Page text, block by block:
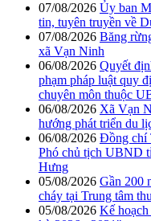
07/08/2026 Ủy ban
tin, tuyên truyền về
07/08/2026 Băng
xã Vạn Ninh
06/08/2026 Quyết
phạm pháp luật quy
chuyên môn thuộc
06/08/2026 Xã Vạn
hướng phát triển du
06/08/2026 Đồng chí
Phó chủ tịch UBND
Hưng
05/08/2026 Gần 200
cháy tại Trung tâm
05/08/2026 Kế